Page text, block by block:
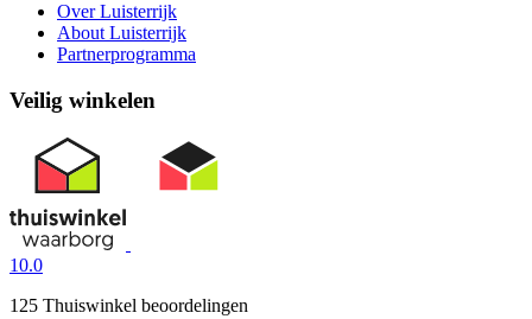
Over Luisterrijk
About Luisterrijk
Partnerprogramma
Veilig winkelen
10.0
125 Thuiswinkel beoordelingen